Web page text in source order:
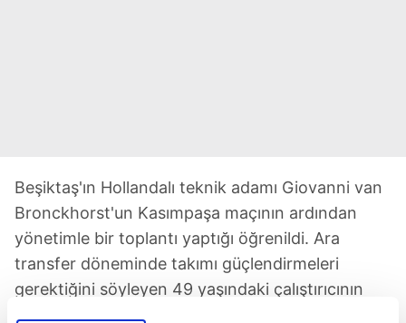
Beşiktaş'ın Hollandalı teknik adamı Giovanni van
Bronckhorst'un Kasımpaşa maçının ardından
yönetimle bir toplantı yaptığı öğrenildi. Ara
transfer döneminde takımı güçlendirmeleri
gerektiğini söyleyen 49 yaşındaki çalıştırıcının